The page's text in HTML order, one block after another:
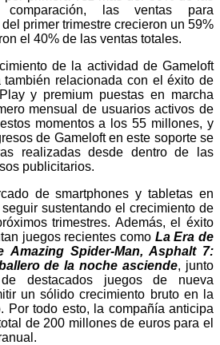
las ventas para
primer trimestre crecieron un 59%
el 40% de las ventas totales.
de la actividad de Gameloft
también relacionada con el éxito de
y premium puestas en marcha
mensual de usuarios activos de
momentos a los 55 millones, y
de Gameloft en este soporte se
realizadas desde dentro de las
publicitarios.
de smartphones y tabletas en
sustentando el crecimiento de
trimestres. Además, el éxito
juegos recientes como La Era de
Amazing Spider-Man, Asphalt 7:
de la noche asciende, junto
destacados juegos de nueva
un sólido crecimiento bruto en la
Por todo esto, la compañía anticipa
de 200 millones de euros para el